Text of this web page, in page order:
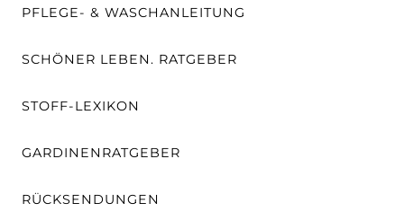
PFLEGE- & WASCHANLEITUNG
SCHÖNER LEBEN. RATGEBER
STOFF-LEXIKON
GARDINENRATGEBER
RÜCKSENDUNGEN